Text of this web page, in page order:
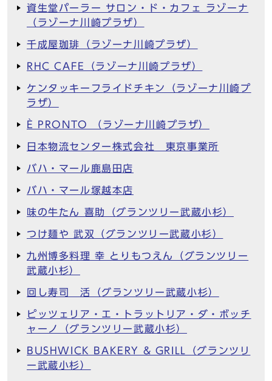
資生堂パーラー サロン・ド・カフェ ラゾーナ
（ラゾーナ川崎プラザ）
千成屋珈琲（ラゾーナ川崎プラザ）
RHC CAFE（ラゾーナ川崎プラザ）
ケンタッキーフライドチキン（ラゾーナ川崎プ
ラザ）
È PRONTO （ラゾーナ川崎プラザ）
日本物流センター株式会社 東京事業所
バハ・マール鹿島田店
バハ・マール塚越本店
味の牛たん 喜助（グランツリー武蔵小杉）
つけ麺や 武双（グランツリー武蔵小杉）
九州博多料理 幸 とりもつえん（グランツリー
武蔵小杉）
回し寿司 活（グランツリー武蔵小杉）
ピッツェリア・エ・トラットリア・ダ・ボッチ
ャーノ（グランツリー武蔵小杉）
BUSHWICK BAKERY & GRILL（グランツリ
ー武蔵小杉）